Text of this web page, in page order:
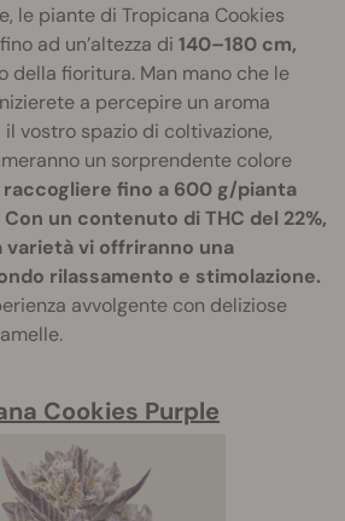
le piante di Tropicana Cookies
ad un’altezza di 140–180 cm,
della fioritura. Man mano che le
a percepire un aroma
vostro spazio di coltivazione,
un sorprendente colore
raccogliere fino a 600 g/pianta
un contenuto di THC del 22%,
vi offriranno una
rilassamento e stimolazione.
avvolgente con deliziose
Cookies Purple